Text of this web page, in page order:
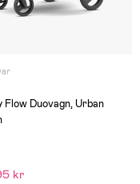
Flow Duovagn, Urban
kr